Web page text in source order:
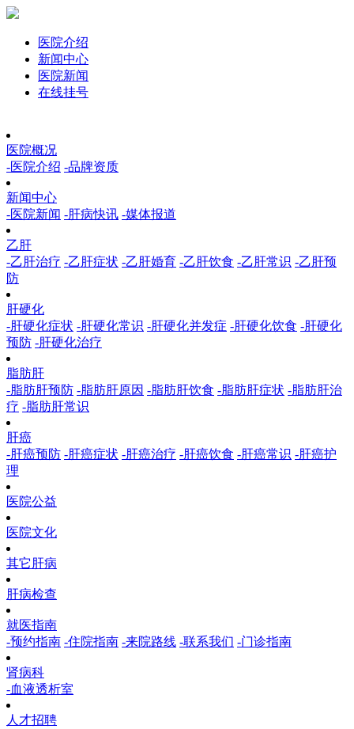
医院介绍
新闻中心
医院新闻
在线挂号
医院概况
-医院介绍 -品牌资质
新闻中心
-医院新闻 -肝病快讯 -媒体报道
乙肝
-乙肝治疗 -乙肝症状 -乙肝婚育 -乙肝饮食 -乙肝常识 -乙肝预
防
肝硬化
-肝硬化症状 -肝硬化常识 -肝硬化并发症 -肝硬化饮食 -肝硬化
预防 -肝硬化治疗
脂肪肝
-脂肪肝预防 -脂肪肝原因 -脂肪肝饮食 -脂肪肝症状 -脂肪肝治
疗 -脂肪肝常识
肝癌
-肝癌预防 -肝癌症状 -肝癌治疗 -肝癌饮食 -肝癌常识 -肝癌护
理
医院公益
医院文化
其它肝病
肝病检查
就医指南
-预约指南 -住院指南 -来院路线 -联系我们 -门诊指南
肾病科
-血液透析室
人才招聘